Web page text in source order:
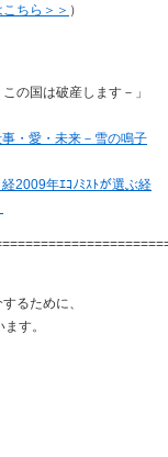
ちら＞＞ ）
の国は破産します－」
事・愛・未来－雪の鳴子
経2009年ｴｺﾉﾐｽﾄが選ぶ経
るために、
す。